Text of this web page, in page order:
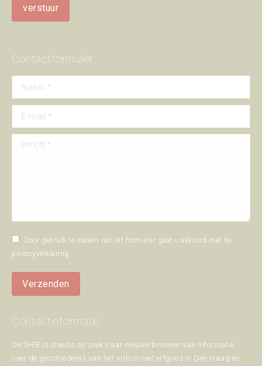
Contactformulier
Naam *
E-mail *
Bericht *
Door gebruik te maken van dit formulier gaat u akkoord met de
privacyverklaring .
Verzenden
Contactinformatie
De SHIE is steeds op zoek naar nieuwe bronnen van informatie
over de geschiedenis van het industrieel erfgoed in Den Haag en